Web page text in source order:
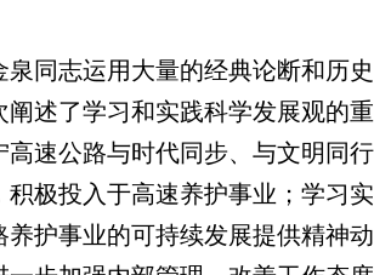
泉同志运用大量的经典论断和历
阐述了学习和实践科学发展观的
高速公路与时代同步、与文明同
积极投入于高速养护事业；学习
养护事业的可持续发展提供精神